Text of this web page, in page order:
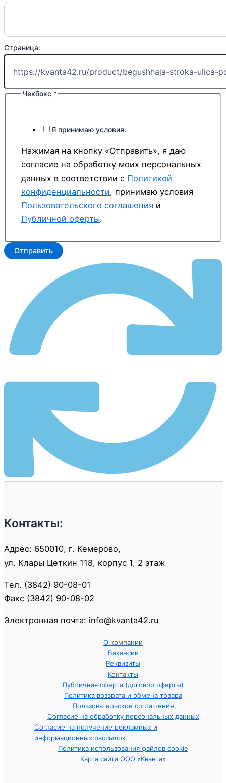
Ваше
Комментарий
Страница:
Чекбокс *
Я принимаю условия.
Нажимая на кнопку «Отправить», я даю
согласие на обработку моих персональных
данных в соответствии с Политикой
конфиденциальности, принимаю условия
Пользовательского соглашения и
Публичной оферты.
Отправить
Контакты:
Адрес: 650010, г. Кемерово,
ул. Клары Цеткин 118, корпус 1, 2 этаж
Тел. (3842) 90-08-01
Факс (3842) 90-08-02
Электронная почта: info@kvanta42.ru
О компании
Вакансии
Реквизиты
Контакты
Публичная оферта (договор оферты)
Политика возврата и обмена товара
Пользовательское соглашение
Согласие на обработку персональных данных
Согласие на получение рекламных и
информационных рассылок
Политика использования файлов cookie
Карта сайта ООО «Кванта»